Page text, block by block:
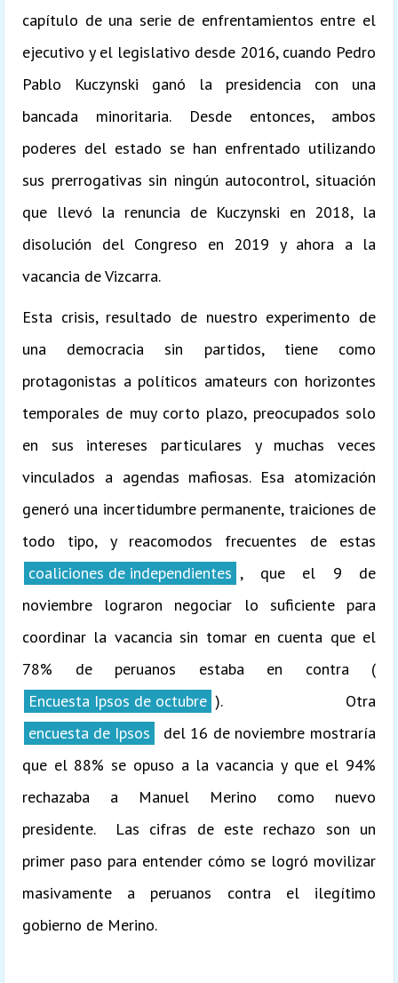
capítulo de una serie de enfrentamientos entre el
ejecutivo y el legislativo desde 2016, cuando Pedro
Pablo Kuczynski ganó la presidencia con una
bancada minoritaria. Desde entonces, ambos
poderes del estado se han enfrentado utilizando
sus prerrogativas sin ningún autocontrol, situación
que llevó la renuncia de Kuczynski en 2018, la
disolución del Congreso en 2019 y ahora a la
vacancia de Vizcarra.
Esta crisis, resultado de nuestro experimento de
una democracia sin partidos, tiene como
protagonistas a políticos amateurs con horizontes
temporales de muy corto plazo, preocupados solo
en sus intereses particulares y muchas veces
vinculados a agendas mafiosas. Esa atomización
generó una incertidumbre permanente, traiciones de
todo tipo, y reacomodos frecuentes de estas
coaliciones de independientes , que el 9 de
noviembre lograron negociar lo suficiente para
coordinar la vacancia sin tomar en cuenta que el
78% de peruanos estaba en contra (
Encuesta Ipsos de octubre ). Otra
encuesta de Ipsos
del 16 de noviembre mostraría
que el 88% se opuso a la vacancia y que el 94%
rechazaba a Manuel Merino como nuevo
presidente. Las cifras de este rechazo son un
primer paso para entender cómo se logró movilizar
masivamente a peruanos contra el ilegítimo
gobierno de Merino.